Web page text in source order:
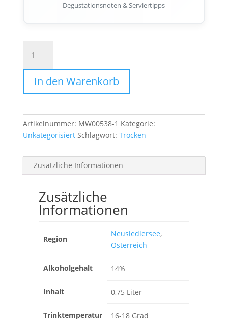
Degustationsnoten & Serviertipps
Legends
Angebot
MengeIn den Warenkorb
Artikelnummer: MW00538-1 Kategorie:
Unkategorisiert Schlagwort: Trocken
Zusätzliche Informationen
Zusätzliche
Informationen
Region
Neusiedlersee,
Österreich
Alkoholgehalt 14%
Inhalt 0,75 Liter
Trinktemperatur 16-18 Grad